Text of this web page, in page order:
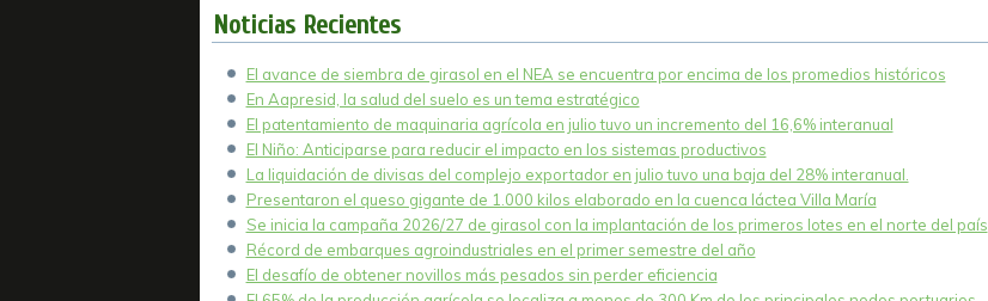
Noticias Recientes
El avance de siembra de girasol en el NEA se encuentra por encima de los promedios históricos
En Aapresid, la salud del suelo es un tema estratégico
El patentamiento de maquinaria agrícola en julio tuvo un incremento del 16,6% interanual
El Niño: Anticiparse para reducir el impacto en los sistemas productivos
La liquidación de divisas del complejo exportador en julio tuvo una baja del 28% interanual.
Presentaron el queso gigante de 1.000 kilos elaborado en la cuenca láctea Villa María
Se inicia la campaña 2026/27 de girasol con la implantación de los primeros lotes en el norte del país
Récord de embarques agroindustriales en el primer semestre del año
El desafío de obtener novillos más pesados sin perder eficiencia